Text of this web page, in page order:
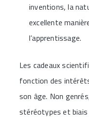
inventions, la
excellente
l’apprentissage.
Les cadeaux
fonction des
son âge. Non
stéréotypes et biais